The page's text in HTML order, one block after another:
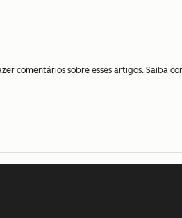
comentários sobre esses artigos. Saiba